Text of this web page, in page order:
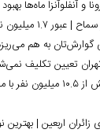
و آنفلوآنزا ماه‌ها
گوارش‌تان به هم
تعیین تکلیف
آمار معلولیت در ایران | بیش
اربعین |